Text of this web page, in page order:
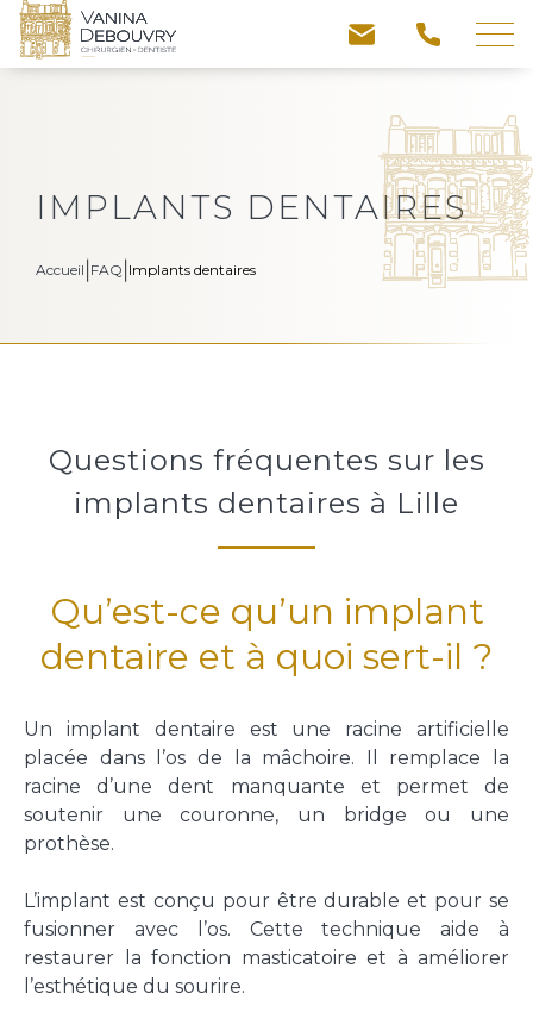
Skip
content
Traitements
Pathologies
Technologies
FAQ
Accès
CONTACTEZ-NOUS
03 20 00 79 78
3, Place Cormontaigne | 59000 Lille
IMPLANTS DENTAIRES
Accueil FAQ Implants dentaires
Questions fréquentes sur les
implants dentaires à Lille
Qu’est-ce qu’un implant
dentaire et à quoi sert-il ?
Un implant dentaire est une racine artificielle
placée dans l’os de la mâchoire. Il remplace la
racine d’une dent manquante et permet de
soutenir une couronne, un bridge ou une
prothèse.
L’implant est conçu pour être durable et pour se
fusionner avec l’os. Cette technique aide à
restaurer la fonction masticatoire et à améliorer
l’esthétique du sourire.
Téléphone *
Message *